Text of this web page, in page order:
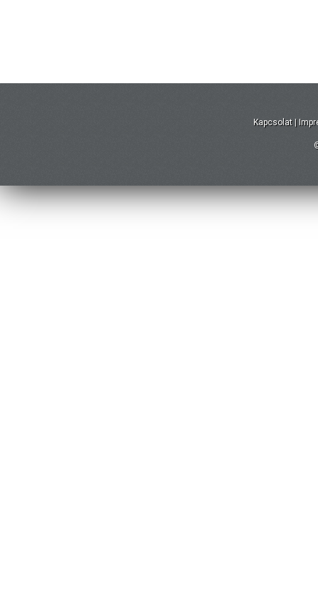
Kapcsolat |